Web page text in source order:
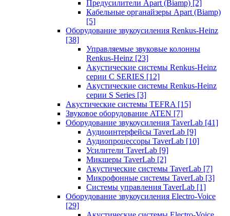
Предусилители Apart (Biamp) [2]
Кабельные органайзеры Apart (Biamp)
[5]
Оборудование звукоусиления Renkus-Heinz
[38]
Управляемые звуковые колонны
Renkus-Heinz [23]
Акустические системы Renkus-Heinz
серии C SERIES [12]
Акустические системы Renkus-Heinz
серии S Series [3]
Акустические системы TEFRA [15]
Звуковое оборудование ATEN [7]
Оборудование звукоусиления TaverLab [41]
Аудиоинтерфейсы TaverLab [9]
Аудиопроцессоры TaverLab [10]
Усилители TaverLab [9]
Микшеры TaverLab [2]
Акустические системы TaverLab [7]
Микрофонные системы TaverLab [3]
Системы управления TaverLab [1]
Оборудование звукоусиления Electro-Voice
[29]